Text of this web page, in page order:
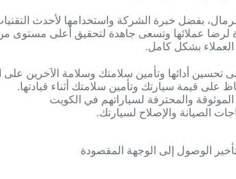
بشكل كامل.
على تحسين أدائها وتأمين سلامتك وسلامة الآخرين
الصيانة والإصلاح لسيارتك.
الوصول إلى الوجهة المقصودة